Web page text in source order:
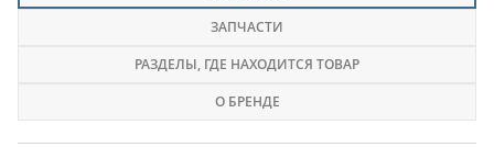
ЗАПЧАСТИ
РАЗДЕЛЫ, ГДЕ НАХОДИТСЯ ТОВАР
О БРЕНДЕ